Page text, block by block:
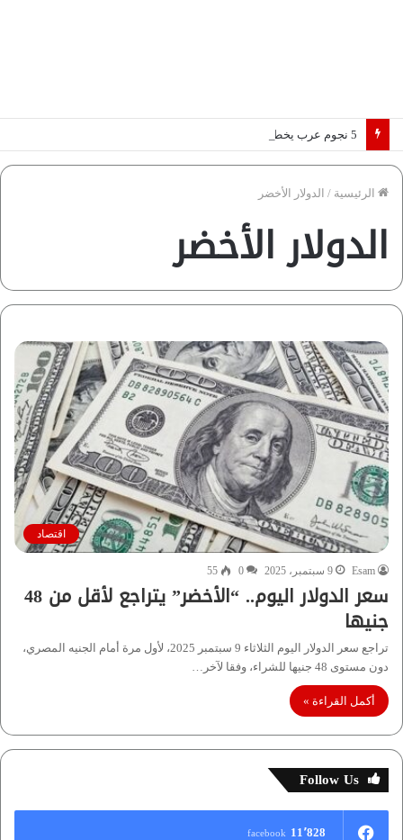
الرئيسية / الدولار الأخضر
الدولار الأخضر
اقتصاد
Esam 9 سبتمبر، 2025 0
55
سعر الدولار اليوم.. “الأخضر” يتراجع لأقل من 48
جنيها
تراجع سعر الدولار اليوم الثلاثاء 9 سبتمبر 2025، لأول مرة أمام الجنيه المصري،
دون مستوى 48 جنيها للشراء، وفقا لآخر…
أكمل القراءة »
Follow Us
11٬828 facebook